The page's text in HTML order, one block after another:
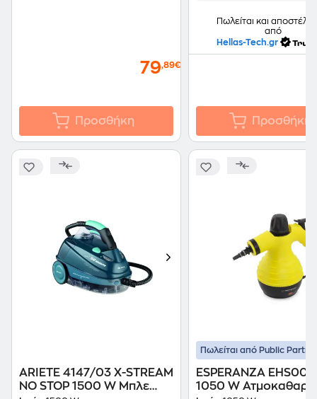
79,89€
Προσθήκη
Πωλείται και
από
Hellas-Tech.gr
Προσθήκη
ARIETE 4147/03 X-STREAM
NO STOP 1500 W Μπλε
Πωλείται από Public
ESPERANZA
1050 W